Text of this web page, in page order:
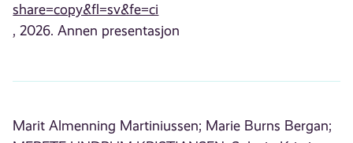
share=copy&fl=sv&fe=ci
, 2026. Annen presentasjon
Marit Almenning Martiniussen; Marie Burns Bergan;